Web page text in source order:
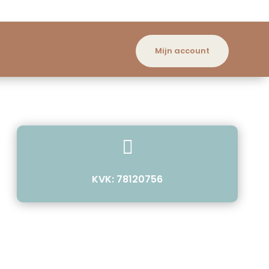
Mijn account

KVK: 78120756